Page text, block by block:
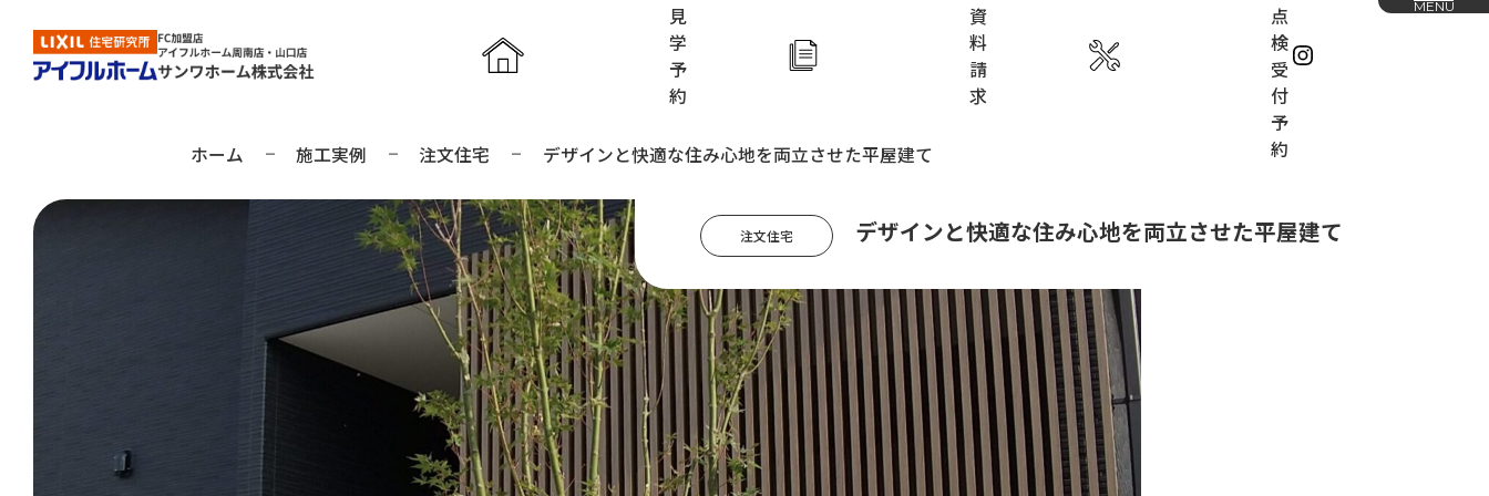
ホーム
アイフルホームの家づくり
家づくりの流れ
FAVO
Lodina
KIDS DESIGN
会社概要
採用情報
見
学
予
約
周南店の見学予約
山口店の見学予約
資
料
請
求
点
検
受
付
予
約
MENU
ホーム 施工実例 注文住宅 デザインと快適な住み心地を両立させた平屋建て
注文住宅 デザインと快適な住み心地を両立させた平屋建て